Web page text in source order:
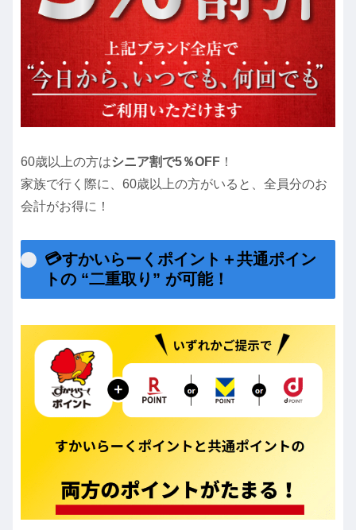
60歳以上の方はシニア割で5％OFF ！
家族で行く際に、60歳以上の方がいると、全員分のお
会計がお得に！
💳すかいらーくポイント＋共通ポイン
トの “二重取り” が可能！